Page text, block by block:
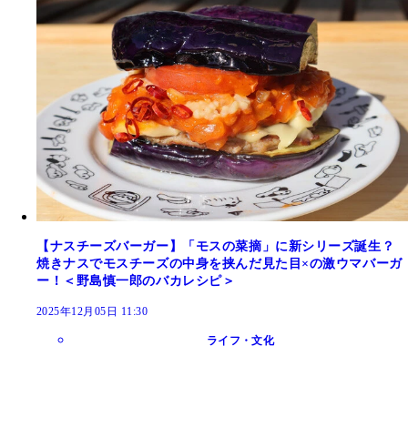
【ナスチーズバーガー】「モスの菜摘」に新シリーズ誕生？
焼きナスでモスチーズの中身を挟んだ見た目×の激ウマバーガ
ー！＜野島慎一郎のバカレシピ＞
2025年12月05日 11:30
ライフ・文化